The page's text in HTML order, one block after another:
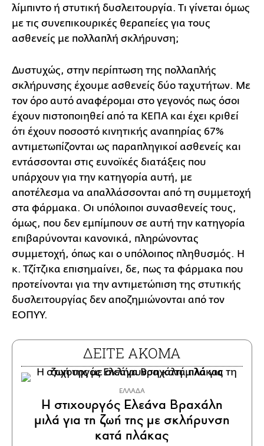
λίμπιντο ή στυτική δυσλειτουργία. Τι γίνεται όμως
με τις συνεπικουρικές θεραπείες για τους
ασθενείς με πολλαπλή σκλήρυνση;
Δυστυχώς, στην περίπτωση της πολλαπλής
σκλήρυνσης έχουμε ασθενείς δύο ταχυτήτων. Με
τον όρο αυτό αναφέρομαι στο γεγονός πως όσοι
έχουν πιστοποιηθεί από τα ΚΕΠΑ και έχει κριθεί
ότι έχουν ποσοστό κινητικής αναπηρίας 67%
αντιμετωπίζονται ως παραπληγικοί ασθενείς και
εντάσσονται στις ευνοϊκές διατάξεις που
υπάρχουν για την κατηγορία αυτή, με
αποτέλεσμα να απαλλάσσονται από τη συμμετοχή
στα φάρμακα. Οι υπόλοιποι συνασθενείς τους,
όμως, που δεν εμπίμπουν σε αυτή την κατηγορία
επιβαρύνονται κανονικά, πληρώνοντας
συμμετοχή, όπως και ο υπόλοιπος πληθυσμός. Η
κ. Τζίτζικα επισημαίνει, δε, πως τα φάρμακα που
προτείνονται για την αντιμετώπιση της στυτικής
δυσλειτουργίας δεν αποζημιώνονται από τον
ΕΟΠΥΥ.
ΔΕΙΤΕ ΑΚΟΜΑ
ΕΛΛΑΔΑ
Η στιχουργός Ελεάνα Βραχάλη
μιλά για τη ζωή της με σκλήρυνση
κατά πλάκας